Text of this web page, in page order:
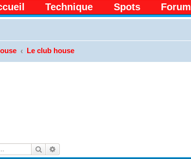
Technique Spots Forum
Le club house
Rechercher